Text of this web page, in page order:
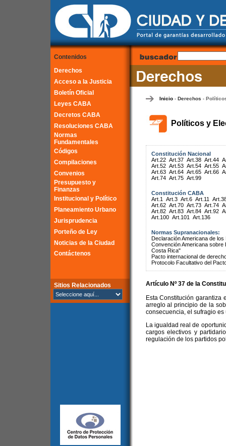
Contenidos
Derechos
Acceso a la Justicia
Boletín Oficial
Leyes CABA
Decretos CABA
Resoluciones CABA
Normas
Fundamentales
Códigos
Compilaciones
Convenios
Presupuesto y
Finanzas
Institucional y Político
Planeamiento Urbano
Jurisprudencia
Porteño de Ley
Noticias de la Ciudad
Contáctenos
Sitios Relacionados
Inicio- Derechos -
Políticos y
Constitución Nacional
Art.22 Art.37 Art.38 Art.44
Art.52 Art.53 Art.54 Art.55
Art.63 Art.64 Art.65 Art.66
Art.74 Art.75 Art.99
Constitución CABA
Art.1
Art.3 Art.6 Art.11
Art.62 Art.70 Art.73 Art.74
Art.82 Art.83 Art.84 Art.92
Art.100 Art.101 Art.136
Normas Supranacionales:
Declaración Americana de
Convención Americana
Costa Rica"
Pacto internacional de
Protocolo Facultativo del
Artículo Nº 37 de la
Esta Constitución
arreglo al principio de la
consecuencia, el sufragio
La igualdad real de
cargos electivos y
regulación de los partidos